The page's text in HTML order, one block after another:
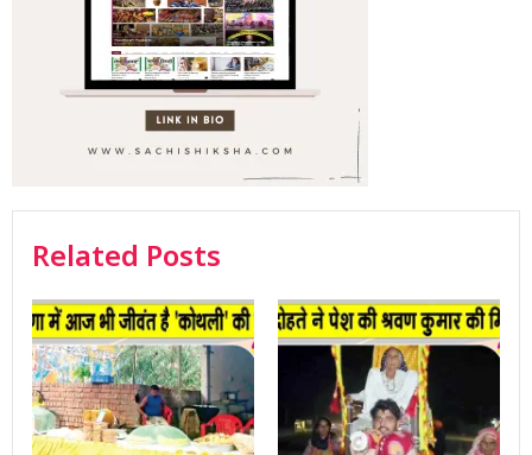
Related Posts